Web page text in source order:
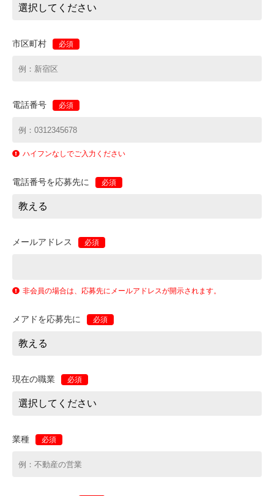
市区町村 必須
電話番号 必須
ハイフンなしでご入力ください
電話番号を応募先に 必須
メールアドレス 必須
非会員の場合は、応募先にメールアドレスが開示されます。
メアドを応募先に 必須
現在の職業 必須
業種 必須